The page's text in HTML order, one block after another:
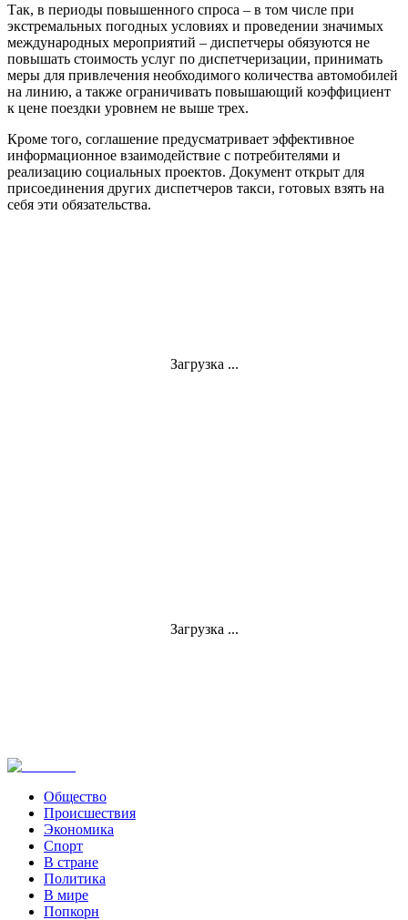
Так, в периоды повышенного спроса – в том числе при
экстремальных погодных условиях и проведении значимых
международных мероприятий – диспетчеры обязуются не
повышать стоимость услуг по диспетчеризации, принимать
меры для привлечения необходимого количества автомобилей
на линию, а также ограничивать повышающий коэффициент
к цене поездки уровнем не выше трех.
Кроме того, соглашение предусматривает эффективное
информационное взаимодействие с потребителями и
реализацию социальных проектов. Документ открыт для
присоединения других диспетчеров такси, готовых взять на
себя эти обязательства.
Загрузка ...
Загрузка ...
Общество
Происшествия
Экономика
Спорт
В стране
Политика
В мире
Попкорн